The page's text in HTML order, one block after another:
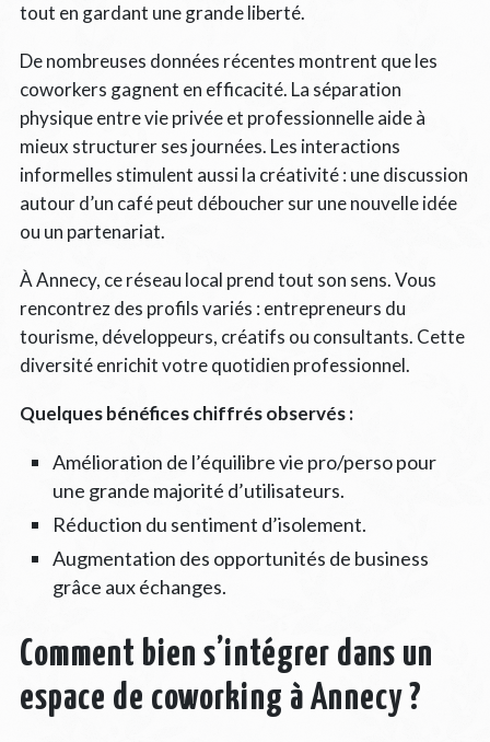
tout en gardant une grande liberté.
De nombreuses données récentes montrent que les
coworkers gagnent en efficacité. La séparation
physique entre vie privée et professionnelle aide à
mieux structurer ses journées. Les interactions
informelles stimulent aussi la créativité : une discussion
autour d’un café peut déboucher sur une nouvelle idée
ou un partenariat.
À Annecy, ce réseau local prend tout son sens. Vous
rencontrez des profils variés : entrepreneurs du
tourisme, développeurs, créatifs ou consultants. Cette
diversité enrichit votre quotidien professionnel.
Quelques bénéfices chiffrés observés :
Amélioration de l’équilibre vie pro/perso pour
une grande majorité d’utilisateurs.
Réduction du sentiment d’isolement.
Augmentation des opportunités de business
grâce aux échanges.
Comment bien s’intégrer dans un
espace de coworking à Annecy ?